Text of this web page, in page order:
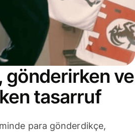
gönderirken ve
tasarruf
para gönderdikçe,